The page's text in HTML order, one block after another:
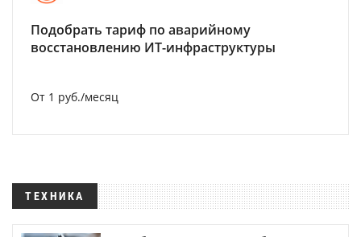
Подобрать тариф по аварийному
восстановлению ИТ-инфраструктуры
От 1 руб./месяц
ТЕХНИКА